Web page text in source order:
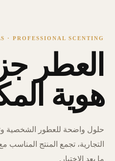
· PROFESSIONAL SCENTING
العطر
هوية
حلول واضحة للعطور الشخصية
التجارية، تجمع المنتج المناسب
ما بعد الاختيار.